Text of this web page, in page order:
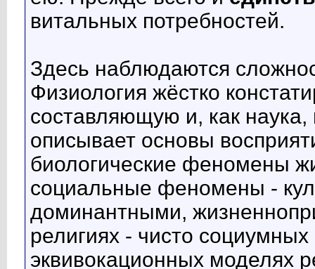
витальных потребностей.
Здесь наблюдаются
Физиология жёстко
составляющую и, как
описывает основы
биологические феномены
социальные феномены -
доминантными,
религиях - чисто
эквивокационных моделях